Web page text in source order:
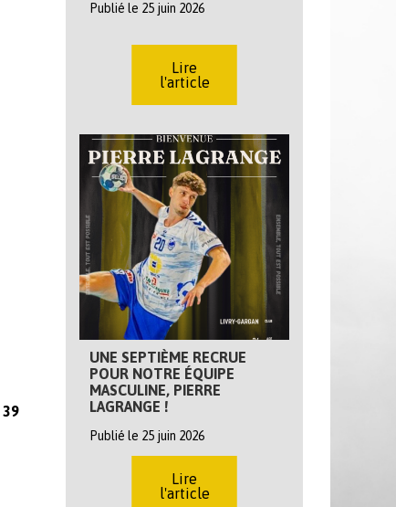
39
Publié le 25 juin 2026
Lire
l'article
UNE SEPTIÈME RECRUE
POUR NOTRE ÉQUIPE
MASCULINE, PIERRE
LAGRANGE !
Publié le 25 juin 2026
Lire
l'article